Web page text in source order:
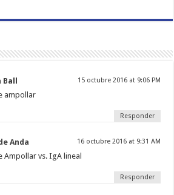
15 octubre 2016 at 9:06 PM
ampollar
Responder
Anda 16 octubre 2016 at 9:31 AM
Ampollar vs. IgA lineal
Responder